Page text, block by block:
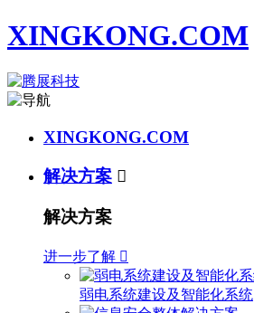
XINGKONG.COM
XINGKONG.COM
解决方案 
解决方案
进一步了解 
弱电系统建设及智能化系统